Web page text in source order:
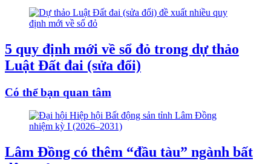
5 quy định mới về sổ đỏ trong dự thảo
Luật Đất đai (sửa đổi)
Có thể bạn quan tâm
Lâm Đồng có thêm “đầu tàu” ngành bất